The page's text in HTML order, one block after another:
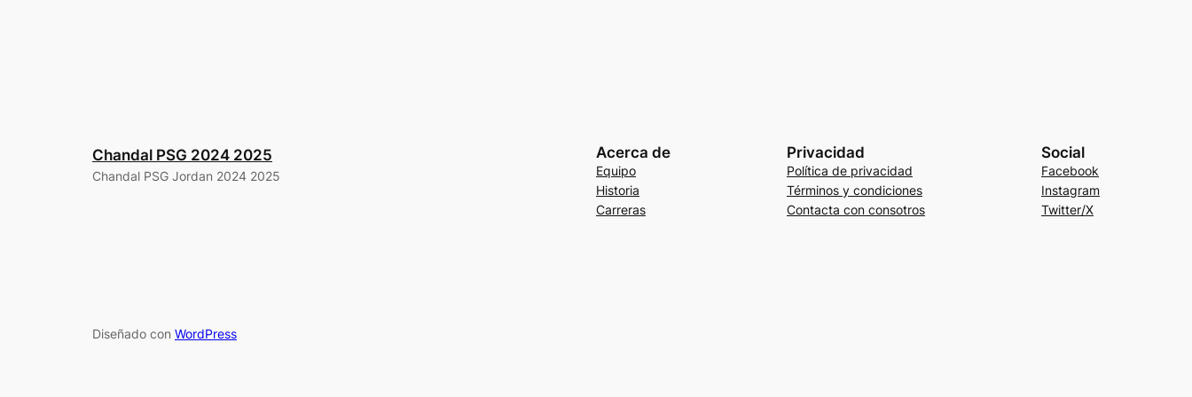
Chandal PSG 2024 2025
Chandal PSG Jordan 2024 2025
Acerca de
Equipo
Historia
Carreras
Privacidad
Política de privacidad
Términos y condiciones
Contacta con consotros
Social
Facebook
Instagram
Twitter/X
Diseñado con WordPress